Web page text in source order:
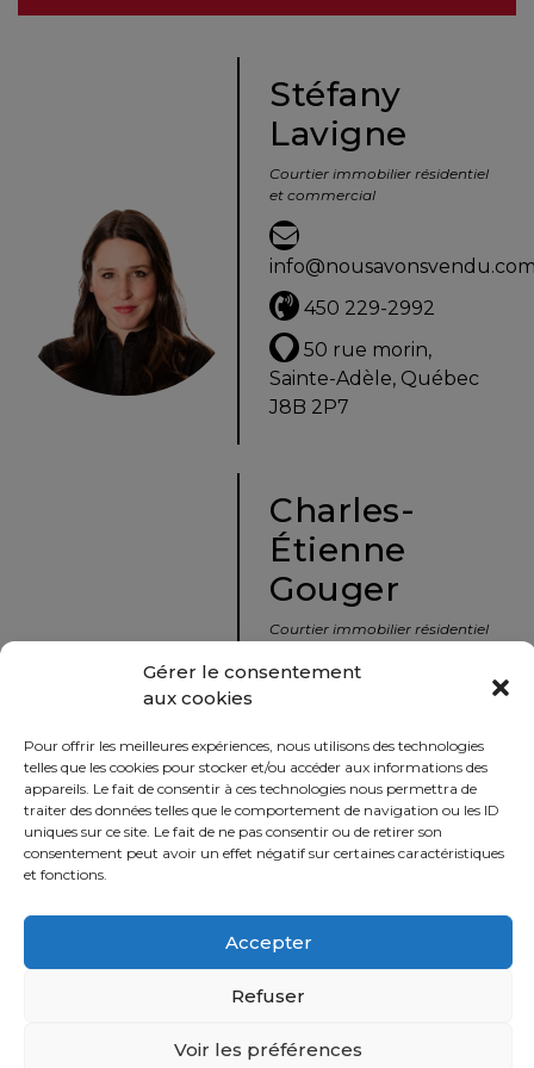
Gérer le consentement
aux cookies
Pour offrir les meilleures expériences, nous utilisons des technologies
telles que les cookies pour stocker et/ou accéder aux informations des
appareils. Le fait de consentir à ces technologies nous permettra de
traiter des données telles que le comportement de navigation ou les ID
uniques sur ce site. Le fait de ne pas consentir ou de retirer son
consentement peut avoir un effet négatif sur certaines caractéristiques
et fonctions.
Accepter
Refuser
Voir les préférences
Évaluation
Avec
un
immobilier
vers
la
tranquillité
d’esprit
défi
Stéfany
Lavigne
Courtier immobilier résidentiel
et commercial
450 229-2992
50 rue morin,
Sainte-Adèle, Québec
J8B 2P7
Charles-
Étienne
Gouger
Courtier immobilier résidentiel
450 229-2992
50 rue morin,
Sainte-Adèle, Québec
J8B 2P7
Partager
Politique